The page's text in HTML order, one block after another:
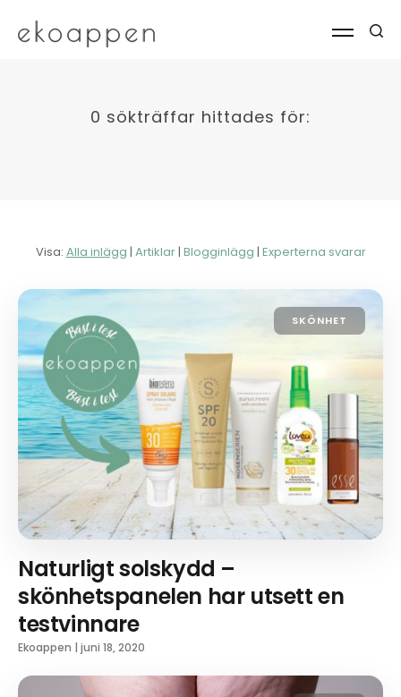
0 sökträffar hittades för:
Visa: Alla inlägg | Artiklar| Blogginlägg | Experterna svarar
SKÖNHET
Naturligt solskydd –
skönhetspanelen har utsett en
testvinnare
Ekoappen | juni 18, 2020